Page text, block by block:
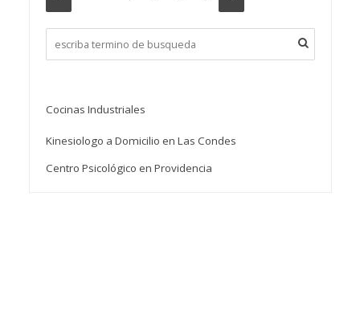
Cocinas Industriales
Kinesiologo a Domicilio en Las Condes
Centro Psicológico en Providencia